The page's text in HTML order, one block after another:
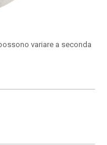
variare a seconda